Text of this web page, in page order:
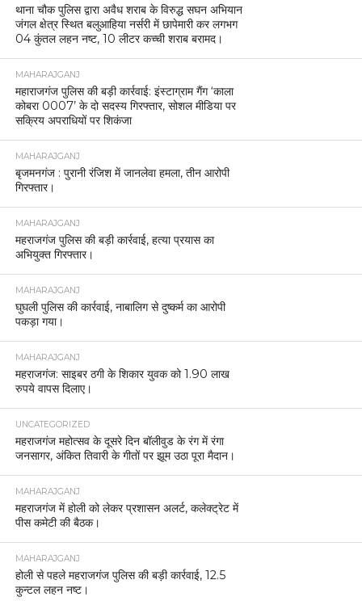
थाना चौक पुलिस द्वारा अवैध शराब के विरुद्ध सघन अभियान
जंगल क्षेत्र स्थित बलुआहिया नर्सरी में छापेमारी कर लगभग
04 कुंतल लहन नष्ट, 10 लीटर कच्ची शराब बरामद।
MAHARAJGANJ
महाराजगंज पुलिस की बड़ी कार्रवाई: इंस्टाग्राम गैंग ‘काला
कोबरा 0007’ के दो सदस्य गिरफ्तार, सोशल मीडिया पर
सक्रिय अपराधियों पर शिकंजा
MAHARAJGANJ
बृजमनगंज : पुरानी रंजिश में जानलेवा हमला, तीन आरोपी
गिरफ्तार।
MAHARAJGANJ
महराजगंज पुलिस की बड़ी कार्रवाई, हत्या प्रयास का
अभियुक्त गिरफ्तार।
MAHARAJGANJ
घुघली पुलिस की कार्रवाई, नाबालिग से दुष्कर्म का आरोपी
पकड़ा गया।
MAHARAJGANJ
महराजगंज: साइबर ठगी के शिकार युवक को 1.90 लाख
रुपये वापस दिलाए।
UNCATEGORIZED
महराजगंज महोत्सव के दूसरे दिन बॉलीवुड के रंग में रंगा
जनसागर, अंकित तिवारी के गीतों पर झूम उठा पूरा मैदान।
MAHARAJGANJ
महराजगंज में होली को लेकर प्रशासन अलर्ट, कलेक्ट्रेट में
पीस कमेटी की बैठक।
MAHARAJGANJ
होली से पहले महराजगंज पुलिस की बड़ी कार्रवाई, 12.5
कुन्टल लहन नष्ट।